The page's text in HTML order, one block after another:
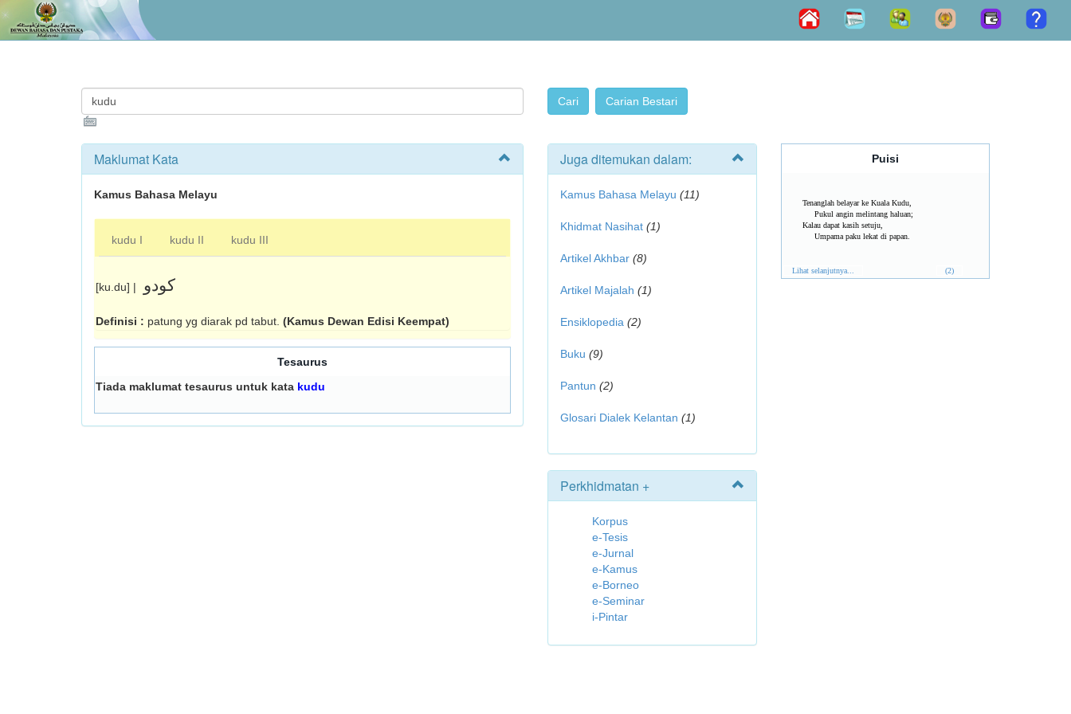
Maklumat Kata
Kamus Bahasa Melayu
kudu I kudu II kudu III
[ku.du] | کودو
Definisi : patung yg diarak pd tabut. (Kamus Dewan Edisi Keempat)
Tesaurus
Tiada maklumat tesaurus untuk kata kudu
Juga ditemukan dalam:
Kamus Bahasa Melayu (11)
Khidmat Nasihat (1)
Artikel Akhbar (8)
Artikel Majalah (1)
Ensiklopedia (2)
Buku (9)
Pantun (2)
Glosari Dialek Kelantan (1)
Perkhidmatan +
Korpus
e-Tesis
e-Jurnal
e-Kamus
e-Borneo
e-Seminar
i-Pintar
Puisi
Tenanglah belayar ke Kuala Kudu,
Pukul angin melintang haluan;
Kalau dapat kasih setuju,
Umpama paku lekat di papan.
Lihat selanjutnya... (2)